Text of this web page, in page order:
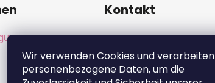
Wir verwendenCookies und verarbeiten
personenbezogene Daten, um die
Kontakt
+421911050251